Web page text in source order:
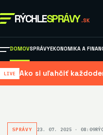
RÝCHLESPRÁVY .SK
DOMOVSPRÁVYEKONOMIKA A
SPRÁVY 23. 07. 2025 · 08:09